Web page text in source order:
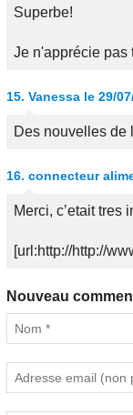
Superbe!
Je n'apprécie pas
15. Vanessa le 29/
Des nouvelles de
16. connecteur
Merci, c’etait tres
[url:http://http://
Nouveau